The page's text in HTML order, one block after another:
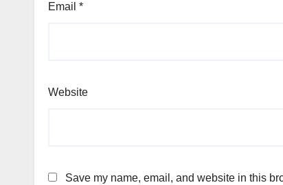
Email *
Website
Save my name, email, and website in this